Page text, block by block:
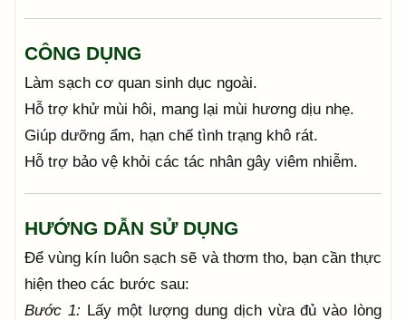
CÔNG DỤNG
Làm sạch cơ quan sinh dục ngoài.
Hỗ trợ khử mùi hôi, mang lại mùi hương dịu nhẹ.
Giúp dưỡng ẩm, hạn chế tình trạng khô rát.
Hỗ trợ bảo vệ khỏi các tác nhân gây viêm nhiễm.
HƯỚNG DẪN SỬ DỤNG
Để vùng kín luôn sạch sẽ và thơm tho, bạn cần thực
hiện theo các bước sau:
Bước 1: Lấy một lượng dung dịch vừa đủ vào lòng